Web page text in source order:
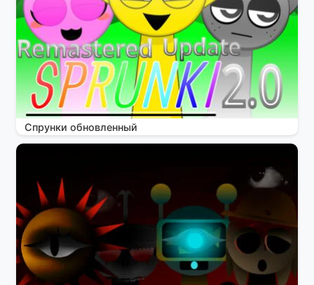
Спрунки обновленный